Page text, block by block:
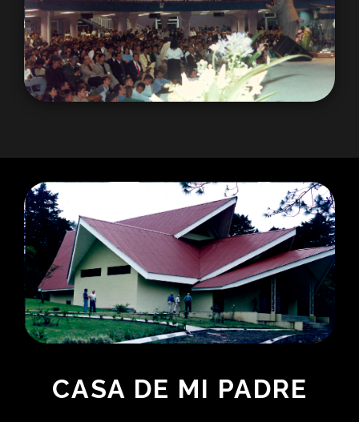
CASA DE MI PADRE